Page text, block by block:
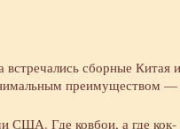
сборные Китая и
преимуществом —
США. Где ковбои, а где кок-